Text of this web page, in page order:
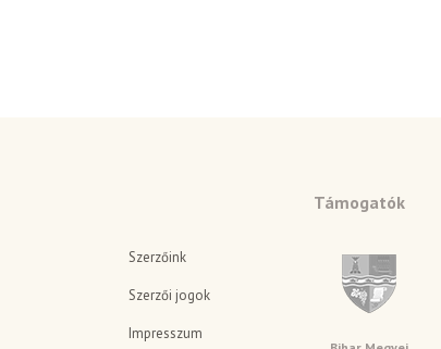
Szerzőink
Szerzői jogok
Impresszum
Támogatók